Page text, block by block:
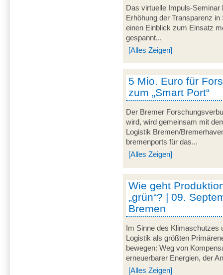
Das virtuelle Impuls-Seminar
Erhöhung der Transparenz
einen Einblick zum Einsatz
gespannt...
[Alles Zeigen]
5 Mio. Euro für
zum „Smart Port“
Der Bremer
wird, wird gemeinsam mit
Logistik Bremen/
bremenports für das...
[Alles Zeigen]
Wie geht
„grün“? | 09.
Bremen
Im Sinne des Klimaschutzes
Logistik als größten
bewegen: Weg von
erneuerbarer Energien, der
[Alles Zeigen]